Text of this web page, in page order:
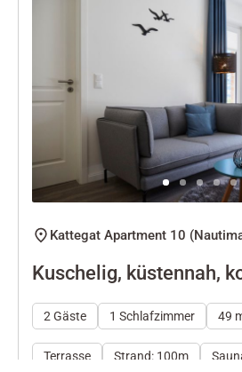
Kattegat Apartment 10
Kuschelig, küstennah,
2 Gäste 1 Schlafzimmer 49
Terrasse Strand: 100m